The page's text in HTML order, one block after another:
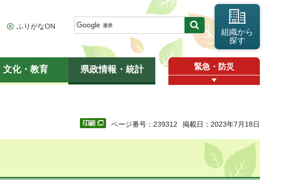
ふりがなON
組織から
探す
文化・教育 県政情報・統計 緊急・防災
ページ番号：239312 掲載日：2023年7月18日